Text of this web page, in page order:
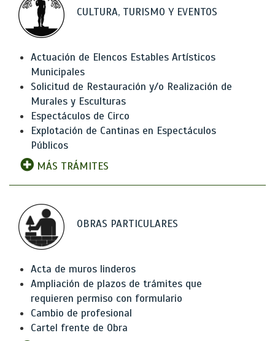
CULTURA, TURISMO Y EVENTOS
Actuación de Elencos Estables Artísticos
Municipales
Solicitud de Restauración y/o Realización de
Murales y Esculturas
Espectáculos de Circo
Explotación de Cantinas en Espectáculos
Públicos
MÁS TRÁMITES
OBRAS PARTICULARES
Acta de muros linderos
Ampliación de plazos de trámites que
requieren permiso con formulario
Cambio de profesional
Cartel frente de Obra